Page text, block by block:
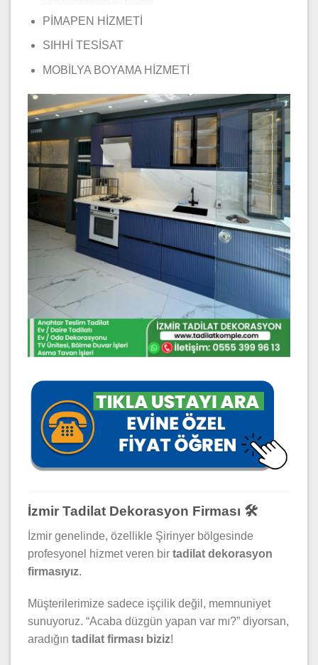
PİMAPEN HİZMETİ
SIHHİ TESİSAT
MOBİLYA BOYAMA HİZMETİ
İzmir Tadilat Dekorasyon Firması 🛠️
İzmir genelinde, özellikle Şirinyer bölgesinde
profesyonel hizmet veren bir tadilat dekorasyon
firmasıyız.
Müşterilerimize sadece işçilik değil, memnuniyet
sunuyoruz. “Acaba düzgün yapan var mı?” diyorsan,
aradığın tadilat firması biziz!